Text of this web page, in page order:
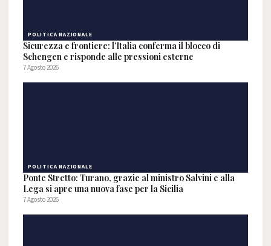
POLITICA NAZIONALE
Sicurezza e frontiere: l’Italia conferma il blocco di
Schengen e risponde alle pressioni esterne
7 Agosto 2026
POLITICA NAZIONALE
Ponte Stretto: Turano, grazie al ministro Salvini e alla
Lega si apre una nuova fase per la Sicilia
7 Agosto 2026